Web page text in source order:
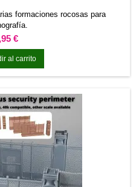
formaciones rocosas para
€
al carrito